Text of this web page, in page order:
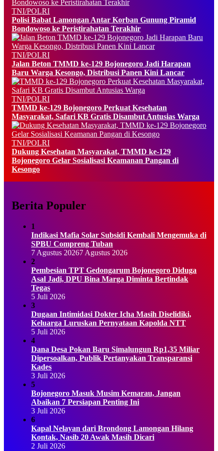
TNI/POLRI
Polisi Babat Lamongan Antar Korban Gunung Piramid
Bondowoso ke Peristirahatan Terakhir
TNI/POLRI
Jalan Beton TMMD ke-129 Bojonegoro Jadi Harapan
Baru Warga Kesongo, Distribusi Panen Kini Lancar
TNI/POLRI
TMMD ke-129 Bojonegoro Perkuat Kesehatan
Masyarakat, Safari KB Gratis Disambut Antusias Warga
TNI/POLRI
Dukung Kesehatan Masyarakat, TMMD ke-129
Bojonegoro Gelar Sosialisasi Keamanan Pangan di
Kesongo
Berita Populer
1
Indikasi Mafia Solar Subsidi Kembali Mengemuka di
SPBU Compreng Tuban
7 Agustus 20267 Agustus 2026
2
Pembesian TPT Gedongarum Bojonegoro Diduga
Asal Jadi, DPU Bina Marga Diminta Bertindak
Tegas
5 Juli 2026
3
Dugaan Intimidasi Dokter Icha Masih Diselidiki,
Keluarga Luruskan Pernyataan Kapolda NTT
5 Juli 2026
4
Dana Desa Pokan Baru Simalungun Rp1,35 Miliar
Dipersoalkan, Publik Pertanyakan Transparansi
Kades
3 Juli 2026
5
Bojonegoro Masuk Musim Kemarau, Jangan
Abaikan 7 Persiapan Penting Ini
3 Juli 2026
6
Kapal Nelayan dari Brondong Lamongan Hilang
Kontak, Nasib 20 Awak Masih Dicari
2 Juli 2026